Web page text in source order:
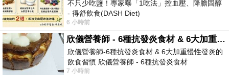
不只少吃鹽！專家曝「1吃法」控血壓、降膽固醇
- 得舒飲食(DASH Diet)
https://www.facebook.com/dietitiansophia/posts/
6 小時前
欣儀營養師 - 6種抗發炎食材 & 6大加重慢性發炎的飲食習慣
欣儀營養師-6種抗發炎食材 & 6大加重慢性發炎的
飲食習慣 欣儀營養師 - 6種抗發炎食材
https://www.facebook.com/photo/?fbid=147
7 小時前